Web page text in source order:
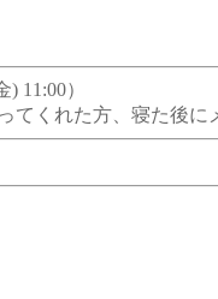
11:00）
てくれた方、寝た後